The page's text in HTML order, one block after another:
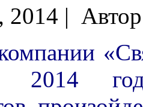
2014 |
2014